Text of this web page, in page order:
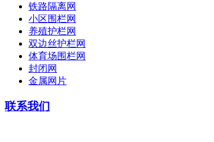
铁路隔离网
小区围栏网
养殖护栏网
双边丝护栏网
体育场围栏网
封闭网
金属网片
联系我们